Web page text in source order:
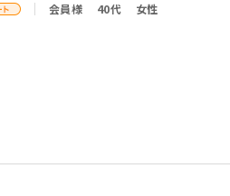
会員様 40代 女性